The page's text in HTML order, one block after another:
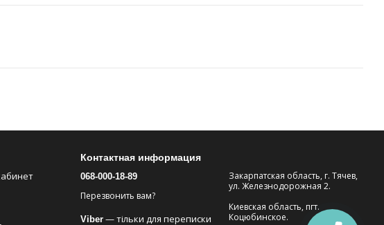
Контактная информация
068-000-18-89
Перезвонить вам?
Viber — тільки для переписки
Закарпатская область, г. Тячев,
ул. Железнодорожная 2.
Киевская область, пгт.
Коцюбинское.